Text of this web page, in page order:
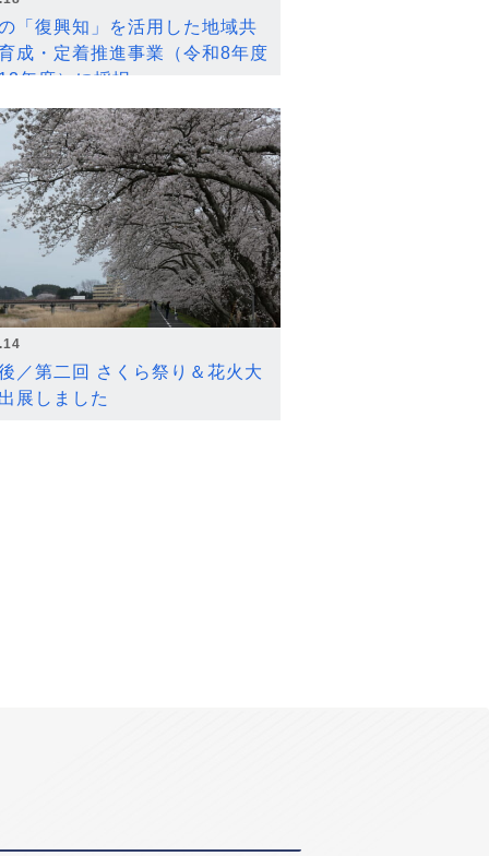
「復興知」を活用した地域共
成・定着推進事業（令和8年度
年度）に採択
／第二回 さくら祭り＆花火大
展しました